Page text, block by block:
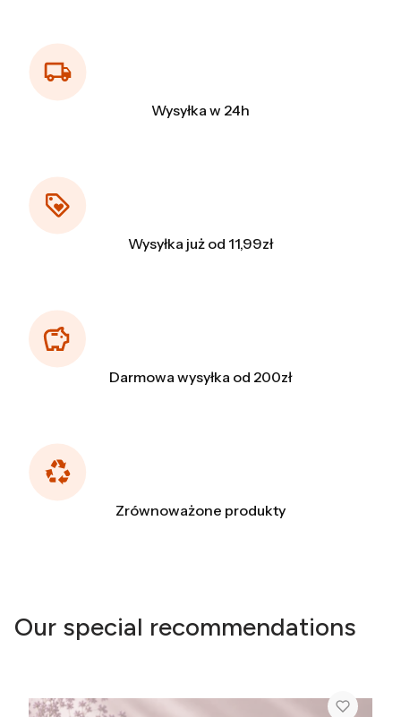
Wysyłka w 24h
Wysyłka już od 11,99zł
Darmowa wysyłka od 200zł
Zrównoważone produkty
Our special recommendations